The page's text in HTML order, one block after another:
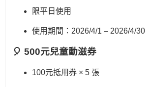
限平日使用
使用期間：2026/4/1 – 2026/4/30
🎈 500元兒童動滋券
100元抵用券 × 5 張